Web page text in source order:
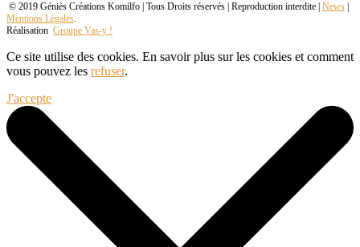
© 2019 Géniès Créations Komilfo | Tous Droits réservés | Reproduction interdite | News
Mentions Légales.
Réalisation Groupe Vas-y !
Ce site utilise des cookies. En savoir plus sur les cookies et comment
vous pouvez les refuser.
J'accepte